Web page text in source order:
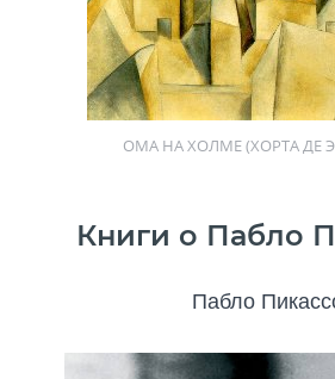
ОМА НА ХОЛМЕ (ХОРТА ДЕ
Книги о Пабло
Пабло